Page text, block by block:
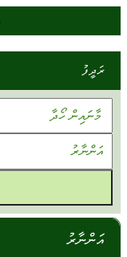
ރަދީފު
އަންނާރު